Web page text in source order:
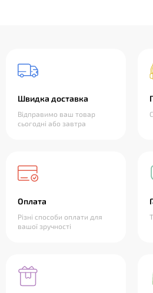
Швидка доставка
Відправимо ваш товар
сьогодні або завтра
Оплата
Різні способи оплати для
вашої зручності